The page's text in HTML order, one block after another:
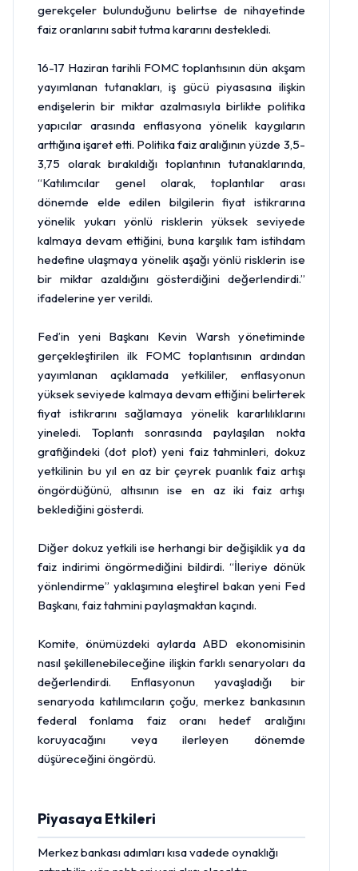
gerekçeler bulunduğunu belirtse de nihayetinde
faiz oranlarını sabit tutma kararını destekledi.
16-17 Haziran tarihli FOMC toplantısının dün akşam
yayımlanan tutanakları, iş gücü piyasasına ilişkin
endişelerin bir miktar azalmasıyla birlikte politika
yapıcılar arasında enflasyona yönelik kaygıların
arttığına işaret etti. Politika faiz aralığının yüzde 3,5-
3,75 olarak bırakıldığı toplantının tutanaklarında,
“Katılımcılar genel olarak, toplantılar arası
dönemde elde edilen bilgilerin fiyat istikrarına
yönelik yukarı yönlü risklerin yüksek seviyede
kalmaya devam ettiğini, buna karşılık tam istihdam
hedefine ulaşmaya yönelik aşağı yönlü risklerin ise
bir miktar azaldığını gösterdiğini değerlendirdi.”
ifadelerine yer verildi.
Fed’in yeni Başkanı Kevin Warsh yönetiminde
gerçekleştirilen ilk FOMC toplantısının ardından
yayımlanan açıklamada yetkililer, enflasyonun
yüksek seviyede kalmaya devam ettiğini belirterek
fiyat istikrarını sağlamaya yönelik kararlılıklarını
yineledi. Toplantı sonrasında paylaşılan nokta
grafiğindeki (dot plot) yeni faiz tahminleri, dokuz
yetkilinin bu yıl en az bir çeyrek puanlık faiz artışı
öngördüğünü, altısının ise en az iki faiz artışı
beklediğini gösterdi.
Diğer dokuz yetkili ise herhangi bir değişiklik ya da
faiz indirimi öngörmediğini bildirdi. “İleriye dönük
yönlendirme” yaklaşımına eleştirel bakan yeni Fed
Başkanı, faiz tahmini paylaşmaktan kaçındı.
Komite, önümüzdeki aylarda ABD ekonomisinin
nasıl şekillenebileceğine ilişkin farklı senaryoları da
değerlendirdi. Enflasyonun yavaşladığı bir
senaryoda katılımcıların çoğu, merkez bankasının
federal fonlama faiz oranı hedef aralığını
koruyacağını veya ilerleyen dönemde
düşüreceğini öngördü.
Piyasaya Etkileri
Merkez bankasıadımları kısa vadede oynaklığı